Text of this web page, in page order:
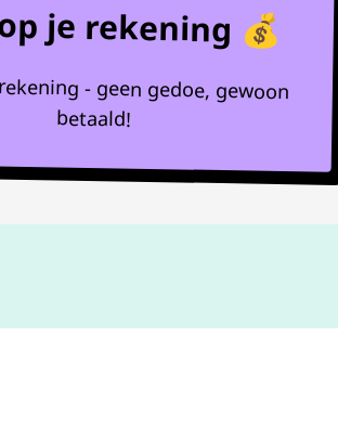
je rekening 💰
- geen gedoe, gewoon
betaald!